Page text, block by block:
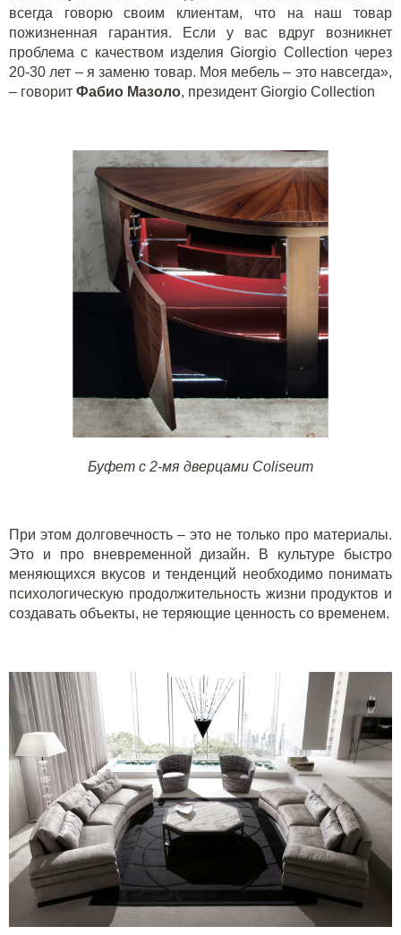
всегда говорю своим клиентам, что на наш товар
пожизненная гарантия. Если у вас вдруг возникнет
проблема с качеством изделияGiorgio Collection через
20-30 лет – я заменю товар. Моя мебель – это навсегда»,
– говорит Фабио Мазоло, президент Giorgio Collection
Буфет с 2-мя дверцами Coliseum
При этом долговечность – это не только про материалы.
Это и про вневременной дизайн. В культуре быстро
меняющихся вкусов и тенденций необходимо понимать
психологическую продолжительность жизни продуктов и
создавать объекты, не теряющие ценность со временем.